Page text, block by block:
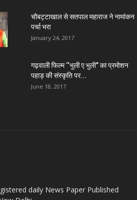
चौबट्टाखाल से सतपाल महाराज ने नामांकन
पर्चा भरा
January 24, 2017
गढ़वाली फिल्म ‘‘भुली ए भुली’’ का प्रमोशन
पहाड़ की संस्कृति पर...
June 18, 2017
daily News Paper Published